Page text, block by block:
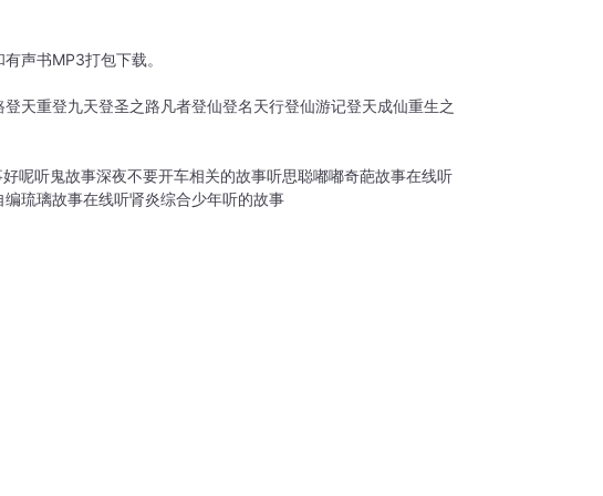
声书MP3打包下载。
登天重登九天登圣之路 凡者登仙登名天行登仙游记登天成仙重生之
呢听鬼故事深夜不要开车相关的故事听思聪嘟嘟奇葩故事在线听
编琉璃故事在线听肾炎综合少年听的故事